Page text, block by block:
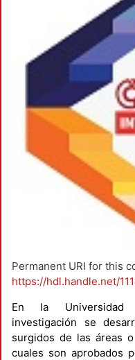
Permanent URI for this
https://hdl.handle.net/
En la Universidad
investigación se
surgidos de las áreas
cuales son aprobados